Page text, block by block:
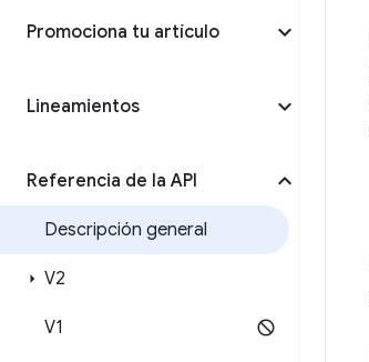
Promociona tu artículo
Lineamientos
Referencia de la API
Descripción general
V2
V1